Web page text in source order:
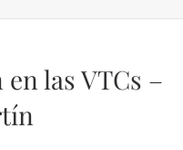
las VTCs –